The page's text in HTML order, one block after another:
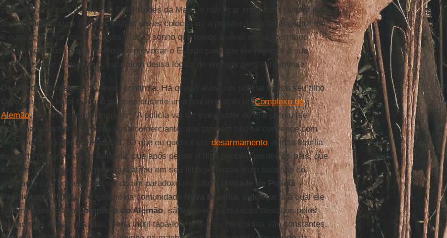
pública e acesso à Justiça da ONG Redes da Maré, é não ficar entre fuzis, sejam eles
de traficantes ou da polícia. "Muitas vezes colocamos a população da favela entre um
e outro, como se fosse uma escolha. O sonho que temos é viver em um território
desarmado. Tudo o que fazemos é provocar o Estado para que ele repense a sua
forma de atuar no território, para além dessa lógica de enxugar gelo", argumenta.
Denise de Moraes, de 53 anos, confirma. Há quatro anos, um policial matou seu filho
Caio, de 20. Ele foi baleado no peito durante uma manifestação noComplexo do
Alemão. O crime continua impune. “A polícia vai ter mais poder do que já tem [se
Bolsonaro
ganhar]”, lamenta essa comerciante, que também não se convence com
uma eventual vitória deHaddad. “O que eu quero é um desarmamento, minha família
foi morta por armas”, ressalta ela, que após perder o filho também perdeu os pais, que
ficaram deprimidos. O agente que atirou em seu filho pertencia a um batalhão do
programa cujo nome acaba sendo um paradoxo macabro:
Unidade de Polícia
Pacificadora( UPP). No edifício da comunidade Nova Brasília
, a delegacia à qual ele
pertencia, em pleno
Complexo do Alemão, são visíveis os buracos deixados pelos
disparos de armas pesadas. Seria inútil tapá-los, já que os confrontos são constantes.